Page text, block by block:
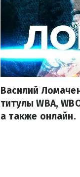
Василий
титулы WBA,
а также онлайн.